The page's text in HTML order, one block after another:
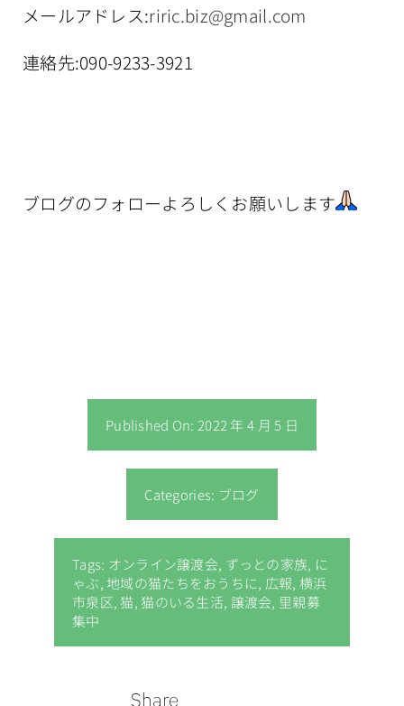
メールアドレス:riric.biz@gmail.com
連絡先:090-9233-3921
ブログのフォローよろしくお願いします
Published On: 2022 年 4 月 5 日
Categories: ブログ
Tags: オンライン譲渡会, ずっとの家族, に
ゃぶ,地域の猫たちをおうちに, 広報,横浜
市泉区, 猫, 猫のいる生活, 譲渡会, 里親募
集中